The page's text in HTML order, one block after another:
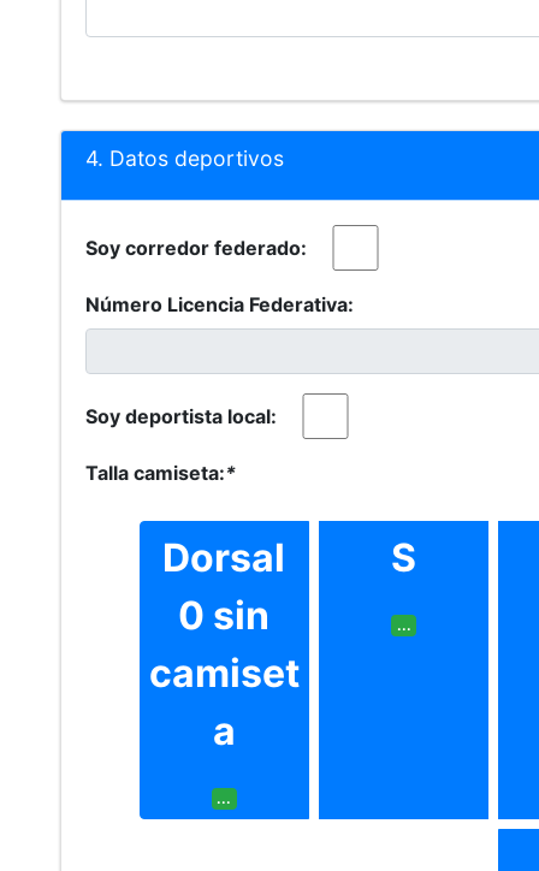
4. Datos deportivos
Soy corredor federado:
Número Licencia Federativa:
Soy deportista local:
Talla camiseta:*
Dorsal
0 sin
camiset
a
...
S
...